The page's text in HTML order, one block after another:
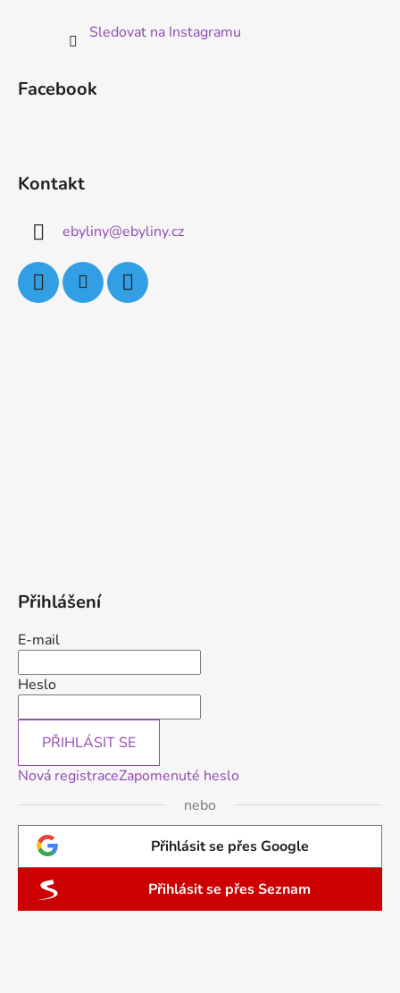
Sledovat na Instagramu
Facebook
Kontakt
ebyliny@ebyliny.cz
Přihlášení
E-mail
Heslo
PŘIHLÁSIT SE
Nová registraceZapomenuté heslo
nebo
Přihlásit se přes Google
Přihlásit se přes Seznam